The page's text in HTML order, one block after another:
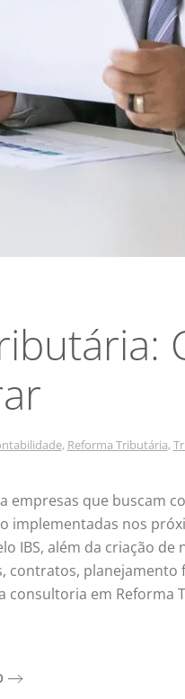
, Reforma Tributária,
empresas que buscam
implementadas nos
IBS, além da criação
contratos, planejamento
consultoria em Reforma